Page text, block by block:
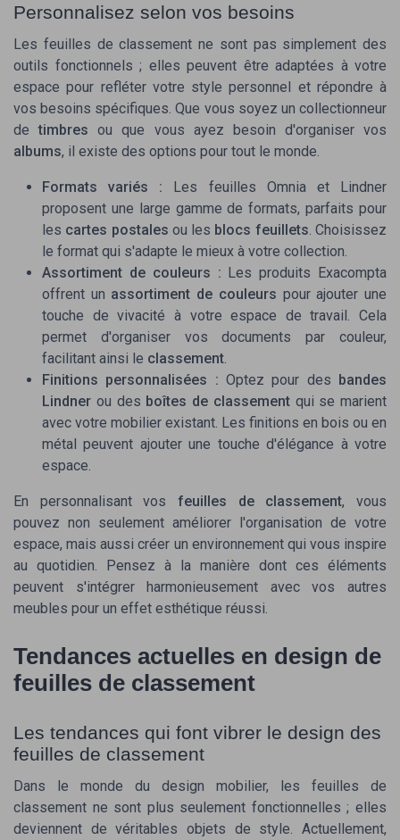
Personnalisez selon vos besoins
Les feuilles de classement ne sont pas simplement des
outils fonctionnels ; elles peuvent être adaptées à votre
espace pour refléter votre style personnel et répondre à
vos besoins spécifiques. Que vous soyez un collectionneur
detimbres ou que vous ayez besoin d'organiser vos
albums, il existe des options pour tout le monde.
Formats variés : Les feuilles Omniaet Lindner
proposent une large gamme de formats, parfaits pour
les cartes postales ou les blocs feuillets. Choisissez
le format qui s'adapte le mieux à votre collection.
Assortiment de couleurs : Les produits Exacompta
offrent un assortiment de couleurs pour ajouter une
touche de vivacité à votre espace de travail. Cela
permet d'organiser vos documents par couleur,
facilitant ainsi le classement.
Finitions personnalisées : Optez pour des bandes
Lindner ou des boîtes de classementqui se marient
avec votre mobilier existant. Les finitions en bois ou en
métal peuvent ajouter une touche d'élégance à votre
espace.
En personnalisant vos feuilles de classement, vous
pouvez non seulement améliorer l'organisation de votre
espace, mais aussi créer un environnement qui vous inspire
au quotidien. Pensez à la manière dont ces éléments
peuvent s'intégrer harmonieusement avec vos autres
meubles pour un effet esthétique réussi.
Tendances actuelles en design de
feuilles de classement
Les tendances qui font vibrer le design des
feuilles de classement
Dans le monde du design mobilier, les feuilles de
classement ne sont plus seulement fonctionnelles ; elles
deviennent de véritables objets de style. Actuellement,